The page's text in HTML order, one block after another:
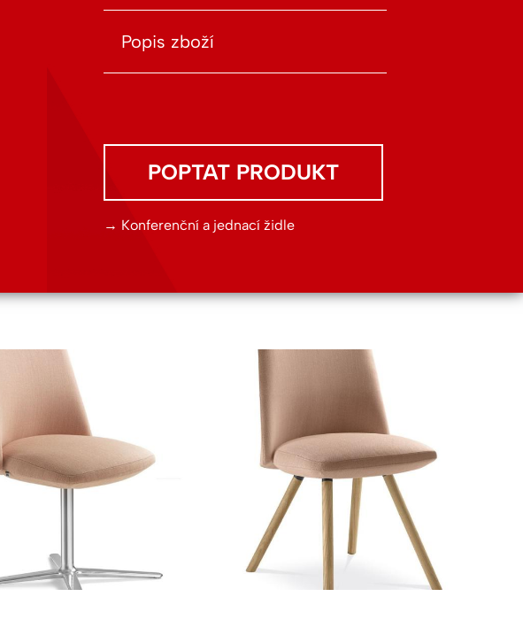
Popis zboží
POPTAT PRODUKT
Konferenční a jednací židle